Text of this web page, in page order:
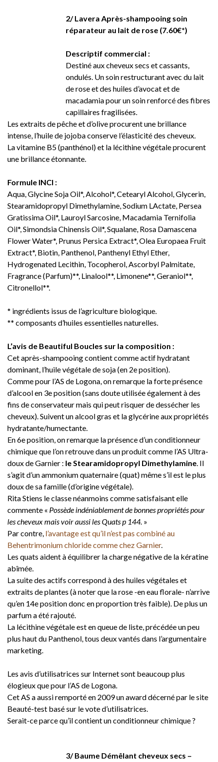
2/ Lavera Après-shampooing soin
réparateur au lait de rose (7.60€*)
Descriptif commercial :
Destiné aux cheveux secs et cassants,
ondulés. Un soin restructurant avec du lait
de rose et des huiles d’avocat et de
macadamia pour un soin renforcé des fibres
capillaires fragilisées.
Les extraits de pêche et d’olive procurent une brillance
intense, l’huile de jojoba conserve l’élasticité des cheveux.
La vitamine B5 (panthénol) et la lécithine végétale procurent
une brillance étonnante.
Formule INCI :
Aqua, Glycine Soja Oil*, Alcohol*, Cetearyl Alcohol, Glycerin,
Stearamidopropyl Dimethylamine, Sodium LActate, Persea
Gratissima Oil*, Lauroyl Sarcosine, Macadamia Ternifolia
Oil*, Simondsia Chinensis Oil*, Squalane, Rosa Damascena
Flower Water*, Prunus Persica Extract*, Olea Europaea Fruit
Extract*, Biotin, Panthenol, Panthenyl Ethyl Ether,
Hydrogenated Lecithin, Tocopherol, Ascorbyl Palmitate,
Fragrance (Parfum)**, Linalool**, Limonene**, Geraniol**,
Citronellol**.
* ingrédients issus de l’agriculture biologique.
** composants d’huiles essentielles naturelles.
L’avis de Beautiful Boucles sur la composition :
Cet après-shampooing contient comme actif hydratant
dominant, l’huile végétale de soja (en 2e position).
Comme pour l’AS de Logona, on remarque la forte présence
d’alcool en 3e position (sans doute utilisée également à des
fins de conservateur mais qui peut risquer de dessécher les
cheveux). Suivent un alcool gras et la glycérine aux propriétés
hydratante/humectante.
En 6e position, on remarque la présence d’un conditionneur
chimique que l’on retrouve dans un produit comme l’AS Ultra-
doux de Garnier : le Stearamidopropyl Dimethylamine. Il
s’agit d’un ammonium quaternaire (quat) même s’il est le plus
doux de sa famille (d’origine végétale).
Rita Stiens le classe néanmoins comme satisfaisant elle
commente « Possède indéniablement de bonnes propriétés pour
les cheveux mais voir aussi les Quats p 144. »
Par contre, l’avantage est qu’il n’est pas combiné au
Behentrimonium chloride comme chez Garnier.
Les quats aident à équilibrer la charge négative de la kératine
abîmée.
La suite des actifs correspond à des huiles végétales et
extraits de plantes (à noter que la rose -en eau florale- n’arrive
qu’en 14e position donc en proportion très faible). De plus un
parfum a été rajouté.
La lécithine végétale est en queue de liste, précédée un peu
plus haut du Panthenol, tous deux vantés dans l’argumentaire
marketing.
Les avis d’utilisatrices sur Internet sont beaucoup plus
élogieux que pour l’AS de Logona.
Cet AS a aussi remporté en 2009 un award décerné par le site
Beauté-test basé sur le vote d’utilisatrices.
Serait-ce parce qu’il contient un conditionneur chimique ?
3/ Baume Démêlant cheveux secs –